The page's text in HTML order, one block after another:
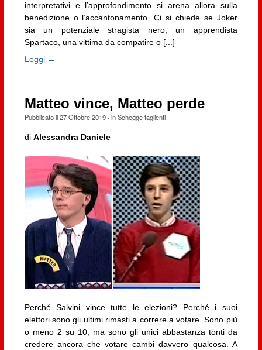
interpretativi e l’approfondimento si arena allora sulla
benedizione o l’accantonamento. Ci si chiede se Joker
sia un potenziale stragista nero, un apprendista
Spartaco, una vittima da compatire o [...]
Leggi →
Matteo vince, Matteo perde
Pubblicato il27 Ottobre 2019· inSchegge taglienti·
di Alessandra Daniele
Perché Salvini vince tutte le elezioni? Perché i suoi
elettori sono gli ultimi rimasti a correre a votare. Sono più
o meno 2 su 10, ma sono gli unici abbastanza tonti da
credere ancora che votare cambi davvero qualcosa. A